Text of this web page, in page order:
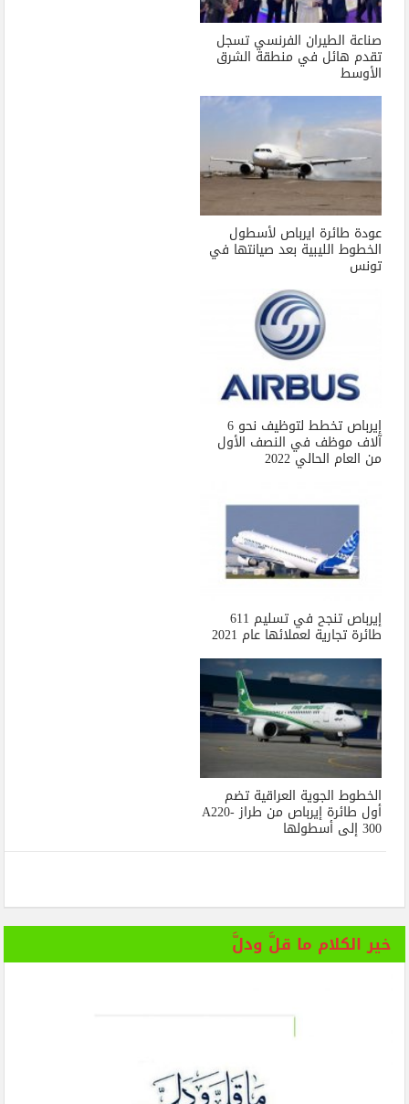
صناعة الطيران الفرنسي تسجل
تقدم هائل في منطقة الشرق
الأوسط
عودة طائرة ايرباص لأسطول
الخطوط الليبية بعد صيانتها في
تونس
إيرباص تخطط لتوظيف نحو 6
آلاف موظف في النصف الأول
من العام الحالي 2022
إيرباص تنجح في تسليم 611
طائرة تجارية لعملائها عام 2021
الخطوط الجوية العراقية تضم
أول طائرة إيرباص من طراز A220-
300 إلى أسطولها
خير الكلام ما قلَّ ودلَّ